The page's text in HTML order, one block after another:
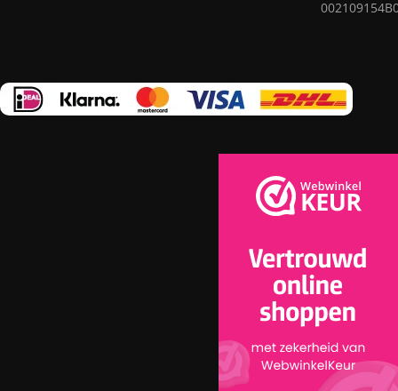
nut op ingenieuze wijze te combineren in elk vloerkleed.